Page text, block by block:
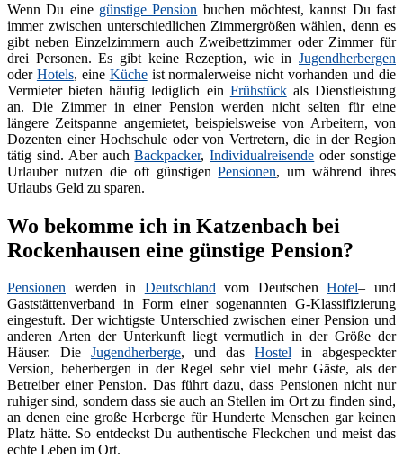
Wenn Du eine günstige Pension buchen möchtest, kannst Du fast
immer zwischen unterschiedlichen Zimmergrößen wählen, denn es
gibt neben Einzelzimmern auch Zweibettzimmer oder Zimmer für
drei Personen. Es gibt keine Rezeption, wie in Jugendherbergen
oder Hotels, eine Kücheist normalerweise nicht vorhanden und die
Vermieter bieten häufig lediglich ein Frühstückals Dienstleistung
an. Die Zimmer in einer Pension werden nicht selten für eine
längere Zeitspanne angemietet, beispielsweise von Arbeitern, von
Dozenten einer Hochschule oder von Vertretern, die in der Region
tätig sind. Aber auchBackpacker,Individualreisende oder sonstige
Urlauber nutzen die oft günstigenPensionen, um während ihres
Urlaubs Geld zu sparen.
Wo bekomme ich in Katzenbach bei
Rockenhausen eine günstige Pension?
Pensionen werden in Deutschlandvom DeutschenHotel– und
Gaststättenverband in Form einer sogenannten G-Klassifizierung
eingestuft. Der wichtigste Unterschied zwischen einer Pension und
anderen Arten der Unterkunft liegt vermutlich in der Größe der
Häuser. Die Jugendherberge, und das Hostel in abgespeckter
Version, beherbergen in der Regel sehr viel mehr Gäste, als der
Betreiber einer Pension. Das führt dazu, dass Pensionen nicht nur
ruhiger sind, sondern dass sie auch an Stellen im Ort zu finden sind,
an denen eine große Herberge für Hunderte Menschen gar keinen
Platz hätte. So entdeckst Du authentische Fleckchen und meist das
echte Leben im Ort.